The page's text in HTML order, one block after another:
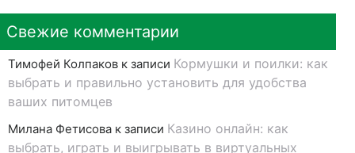
Свежие комментарии
Тимофей Колпаков к записи Кормушки и поилки: как
выбрать и правильно установить для удобства
ваших питомцев
Милана Фетисова к записи Казино онлайн: как
выбрать, играть и выигрывать в виртуальных